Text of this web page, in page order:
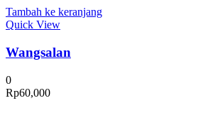
Tambah ke keranjang
Quick View
Wangsalan
0
Rp60,000